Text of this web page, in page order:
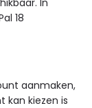
In
18
aanmaken,
kan kiezen is